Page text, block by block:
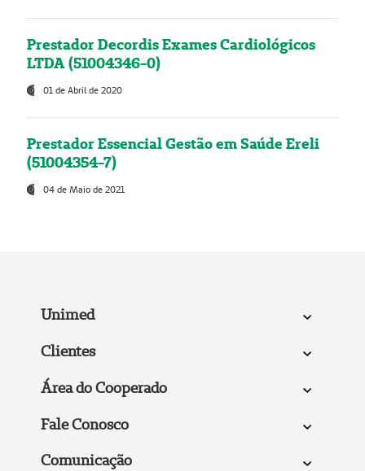
Prestador Decordis Exames Cardiológicos
LTDA (51004346-0)
01 de Abril de 2020
Prestador Essencial Gestão em Saúde Ereli
(51004354-7)
04 de Maio de 2021
Unimed
Clientes
Área do Cooperado
Fale Conosco
Comunicação